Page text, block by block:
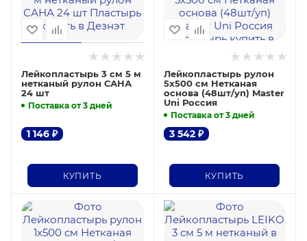
Лейкопластырь 3 см 5 м
нетканый рулон САНА
24 шт
Поставка от 3 дней
1 146 ₽
КУПИТЬ
Лейкопластырь рулон
5х500 см Нетканая
основа (48шт/уп) Master
Uni Россия
Поставка от 3 дней
3 542₽
КУПИТЬ